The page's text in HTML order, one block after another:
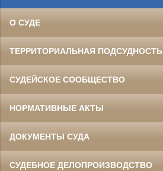
О СУДЕ
ТЕРРИТОРИАЛЬНАЯ ПОДСУДНОСТЬ
СУДЕЙСКОЕ СООБЩЕСТВО
НОРМАТИВНЫЕ АКТЫ
ДОКУМЕНТЫ СУДА
СУДЕБНОЕ ДЕЛОПРОИЗВОДСТВО